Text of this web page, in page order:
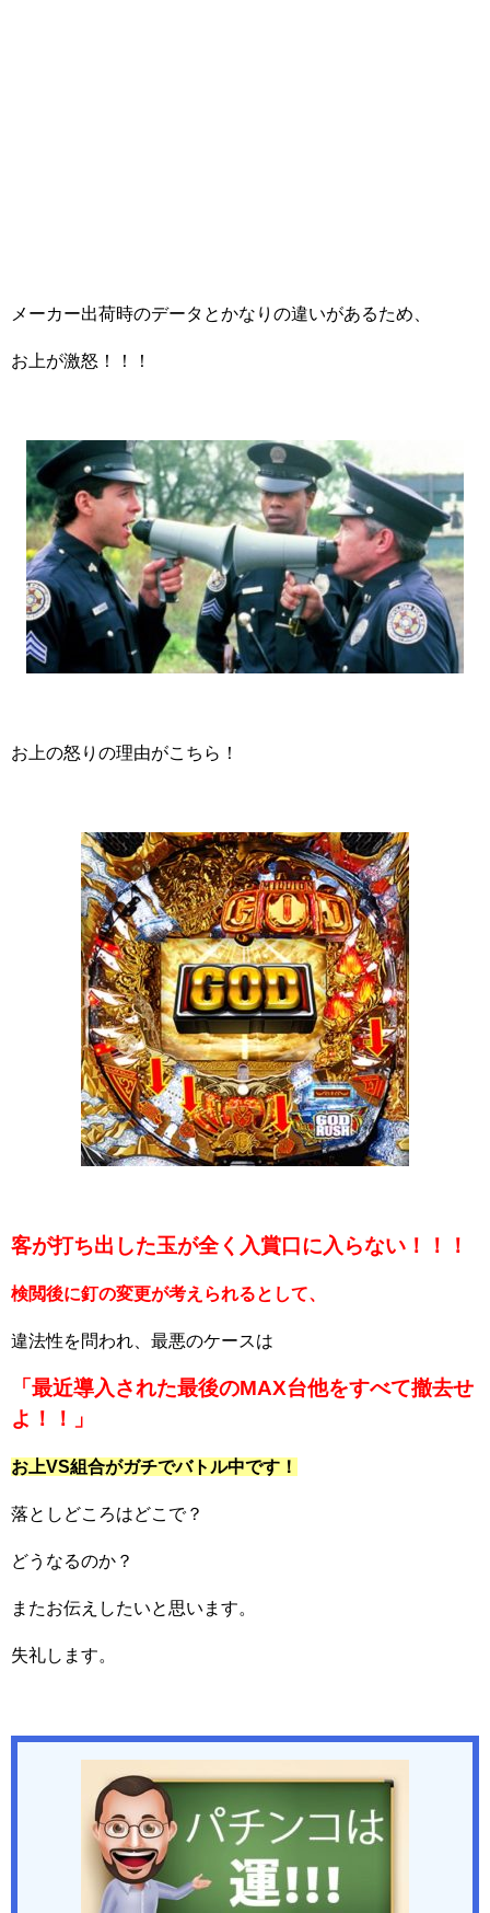
メーカー出荷時のデータとかなりの違いがあるため、
お上が激怒！！！
お上の怒りの理由がこちら！
客が打ち出した玉が全く入賞口に入らない！！！
検閲後に釘の変更が考えられるとして、
違法性を問われ、最悪のケースは
「最近導入された最後のMAX台他をすべて撤去せ
よ！！」
お上VS組合がガチでバトル中です！
落としどころはどこで？
どうなるのか？
またお伝えしたいと思います。
失礼します。